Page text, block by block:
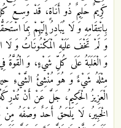
كَرِيمٌ حَلِيمٌ ذُو أَنَاةٍ، قَدْ وَسِعَ
بِانْتِقَامِهِ وَ لَا يُبَادِرُ إِلَيْهِمْ بِمَا
وَ لَمْ تَخْفَ عَلَيْهِ الْمَكْنُونَاتُ وَ لَا
وَ الْغَلَبَةُ عَلَى كُلِّ شَيْ‏ءٍ، وَ
مِثْلَهُ شَيْ‏ءٌ وَ هُوَ مُنْشِئُ الشَّيْ‏ءِ
الْعَزِيزُ الْحَكِيمُ‏، جَلَّ عَنْ أَنْ
الْخَبِيرُ، لَا يَلْحَقُ أَحَدٌ وَصْفَهُ